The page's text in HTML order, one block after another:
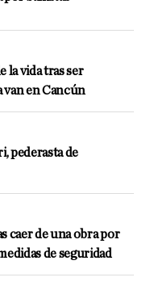
la vida tras ser
van en Cancún
pederasta de
caer de una obra por
de seguridad